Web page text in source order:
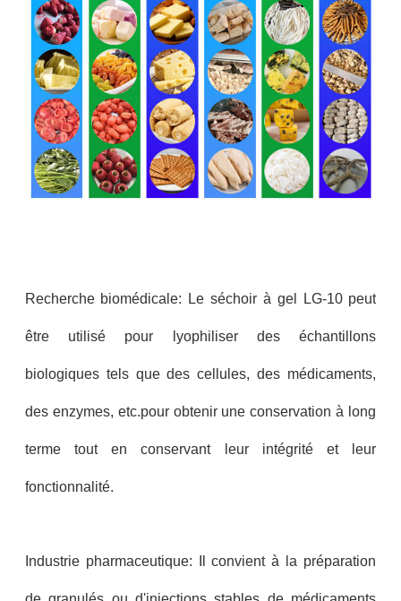
Recherche biomédicale: Le séchoir à gel LG-10 peut
être utilisé pour lyophiliser des échantillons
biologiques tels que des cellules, des médicaments,
des enzymes, etc.pour obtenir une conservation à long
terme tout en conservant leur intégrité et leur
fonctionnalité.
Industrie pharmaceutique: Il convient à la préparation